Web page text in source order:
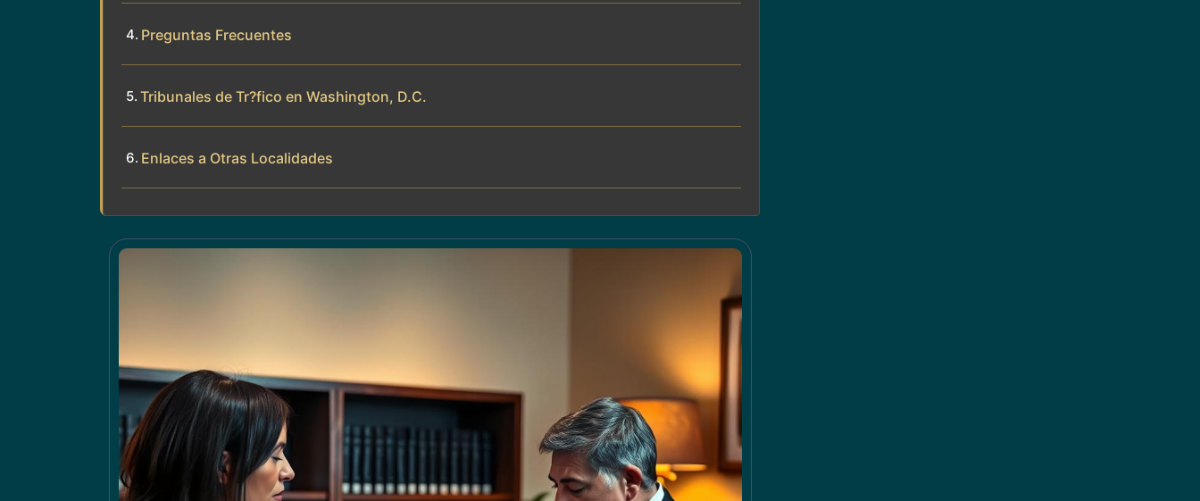
Preguntas Frecuentes
Tribunales de Tr?fico en Washington, D.C.
Enlaces a Otras Localidades